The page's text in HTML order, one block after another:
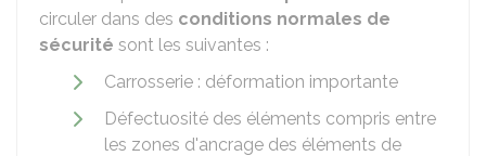
circuler dans des conditions normales de
sécurité sont les suivantes :
Carrosserie : déformation importante
Défectuosité des éléments compris entre
les zones d'ancrage des éléments de